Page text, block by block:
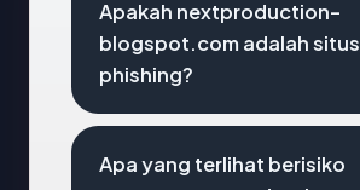
Apakah nextproduction-
blogspot.com adalah situs
phishing?
Apa yang terlihat berisiko